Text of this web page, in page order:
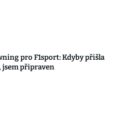
pro F1sport: Kdyby přišla
jsem připraven